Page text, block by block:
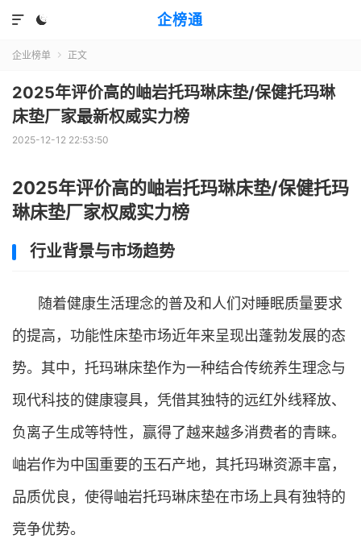
企榜通


企业榜单  正文
2025年评价高的岫岩托玛琳床垫/保健托玛琳
床垫厂家最新权威实力榜
2025-12-12 22:53:50
2025年评价高的岫岩托玛琳床垫/保健托玛
琳床垫厂家权威实力榜
行业背景与市场趋势
随着健康生活理念的普及和人们对睡眠质量要求
的提高，功能性床垫市场近年来呈现出蓬勃发展的态
势。其中，托玛琳床垫作为一种结合传统养生理念与
现代科技的健康寝具，凭借其独特的远红外线释放、
负离子生成等特性，赢得了越来越多消费者的青睐。
岫岩作为中国重要的玉石产地，其托玛琳资源丰富，
品质优良，使得岫岩托玛琳床垫在市场上具有独特的
竞争优势。